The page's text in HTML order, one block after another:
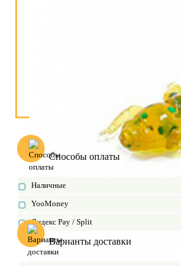
Способы оплаты
Наличные
YooMoney
Яндекс Pay / Split
Варианты доставки